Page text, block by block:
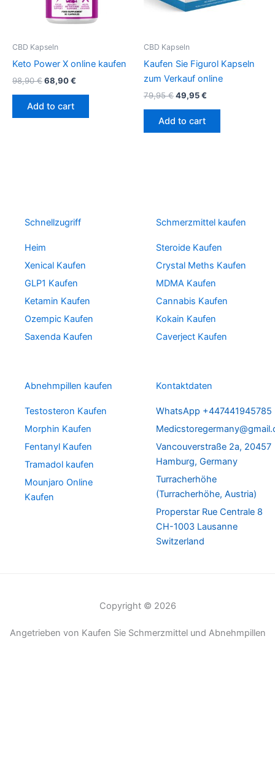
CBD Kapseln
Keto Power X online kaufen
98,90€68,90€
Add to cart
CBD Kapseln
Kaufen Sie Figurol Kapseln
zum Verkauf online
79,95€49,95€
Add to cart
Schnellzugriff
Heim
Xenical Kaufen
GLP1 Kaufen
Ketamin Kaufen
Ozempic Kaufen
Saxenda Kaufen
Schmerzmittel kaufen
Steroide Kaufen
Crystal Meths Kaufen
MDMA Kaufen
Cannabis Kaufen
Kokain Kaufen
Caverject Kaufen
Abnehmpillen kaufen
Testosteron Kaufen
Morphin Kaufen
Fentanyl Kaufen
Tramadol kaufen
Mounjaro Online
Kaufen
Kontaktdaten
WhatsApp +447441945785
Vancouverstraße 2a, 20457
Hamburg, Germany
Turracherhöhe
(Turracherhöhe, Austria)
Properstar Rue Centrale 8
CH-1003 Lausanne
Switzerland
Copyright © 2026
Angetrieben von Kaufen Sie Schmerzmittel und Abnehmpillen